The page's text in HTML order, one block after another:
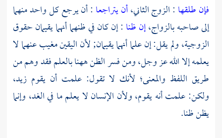
فإن طلقها : الزوج الثاني،أن يتراجعا : أن يرجع كل واحد منهما
إلى صاحبه بالزواج،إن ظنا : إن كان في ظنهما أنهما يقيمان حقوق
الزوجية، ولم يقل: إن علما أنهما يقيمان; لأن اليقين مغيب عنهما لا
يعلمه إلا الله عز وجل، ومن فسر الظن ههنا بالعلم فقد وهم من
طريق اللفظ والمعنى؛ لأنك لا تقول: علمت أن يقوم زيد،
ولكن: علمت أنه يقوم، ولأن الإنسان لا يعلم ما في الغد، وإنما
يظن ظنا.